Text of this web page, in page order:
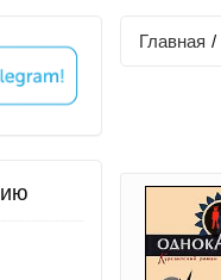
Главная /